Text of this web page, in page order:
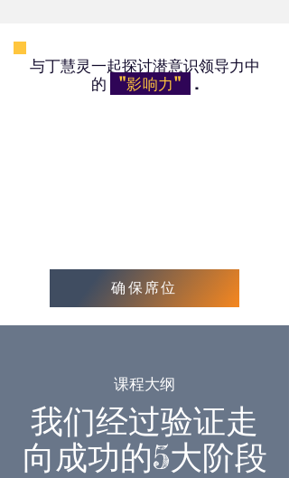
与丁慧灵一起探讨潜意识领导力中
的 "影响力" .
确保席位
课程大纲
我们经过验证走
向成功的5大阶段